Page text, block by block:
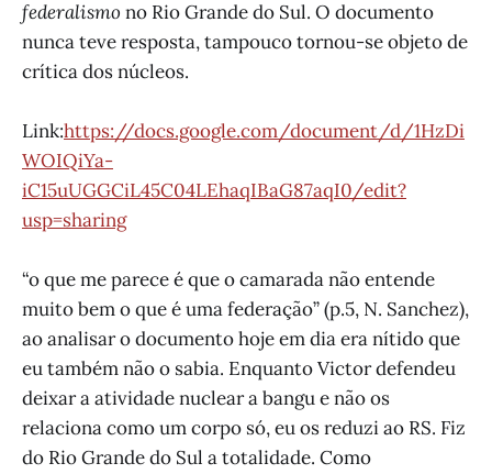
federalismo no Rio Grande do Sul. O documento
nunca teve resposta, tampouco tornou-se objeto de
crítica dos núcleos.
Link:https://docs.google.com/document/d/1HzDi
WOIQiYa-
iC15uUGGCiL45C04LEhaqIBaG87aqI0/edit?
usp=sharing
“o que me parece é que o camarada não entende
muito bem o que é uma federação” (p.5, N. Sanchez),
ao analisar o documento hoje em dia era nítido que
eu também não o sabia. Enquanto Victor defendeu
deixar a atividade nuclear a bangu e não os
relaciona como um corpo só, eu os reduzi ao RS. Fiz
do Rio Grande do Sul a totalidade. Como